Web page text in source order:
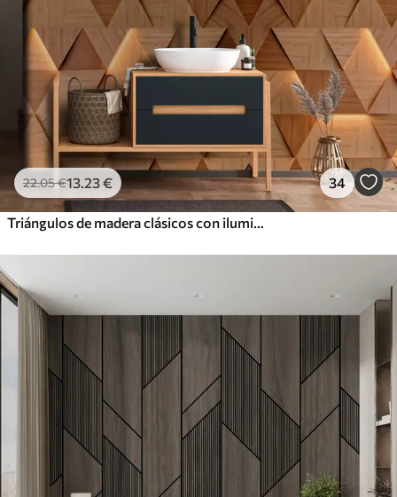
22.05€13 .23€ 34